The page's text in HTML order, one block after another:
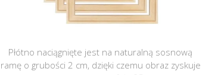
Płótno naciągnięte jest na naturalną sosnową
ramę o grubości 2 cm, dzięki czemu obraz zyskuje